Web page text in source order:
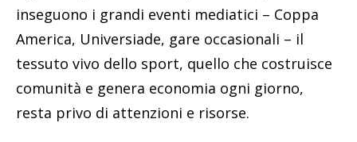
inseguono i grandi eventi mediatici – Coppa
America, Universiade, gare occasionali – il
tessuto vivo dello sport, quello che costruisce
comunità e genera economia ogni giorno,
resta privo di attenzioni e risorse.